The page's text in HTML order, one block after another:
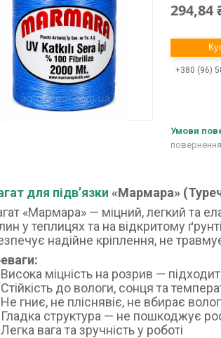
294,84
+380 (96)
для підв’язки «Мармара»
«Мармара» — міцний, легкий та
у теплицях та на відкритому
надійне кріплення, не
міцність на розрив —
до вологи, сонця та
гниє, не пліснявіє, не вбирає
структура — не пошкоджує
вага та зручність у роботі